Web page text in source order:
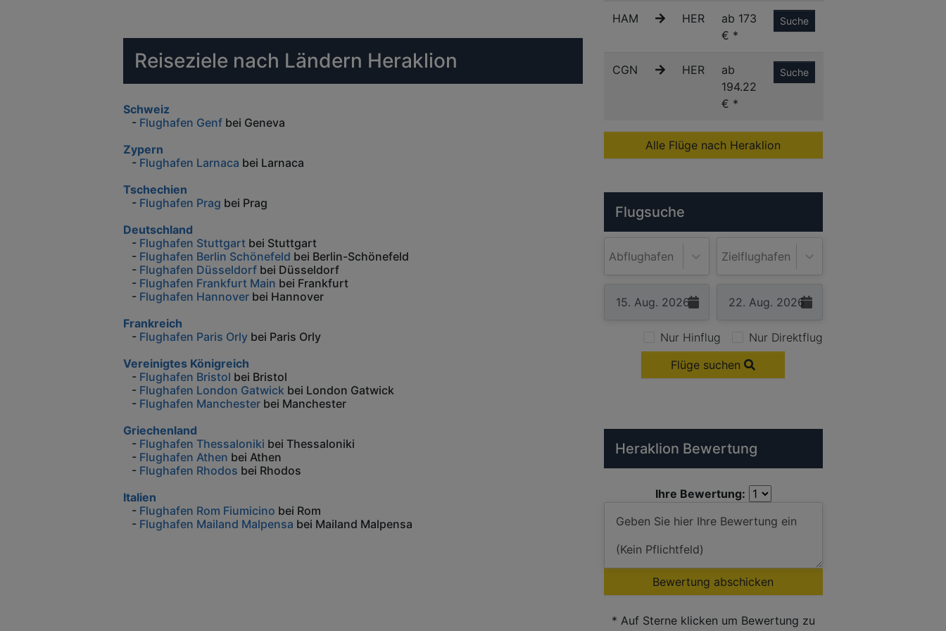
Reiseziele nach Ländern Heraklion
Schweiz
- Flughafen Genf bei Geneva
Zypern
- Flughafen Larnaca bei Larnaca
Tschechien
- Flughafen Prag bei Prag
Deutschland
- Flughafen Stuttgart bei Stuttgart
- Flughafen Berlin Schönefeld bei Berlin-Schönefeld
- Flughafen Düsseldorf bei Düsseldorf
- Flughafen Frankfurt Main bei Frankfurt
- Flughafen Hannover bei Hannover
Frankreich
- Flughafen Paris Orly bei Paris Orly
Vereinigtes Königreich
- Flughafen Bristol bei Bristol
- Flughafen London Gatwick bei London Gatwick
- Flughafen Manchester bei Manchester
Griechenland
- Flughafen Thessaloniki bei Thessaloniki
- Flughafen Athen bei Athen
- Flughafen Rhodos bei Rhodos
Italien
- Flughafen Rom Fiumicino bei Rom
- Flughafen Mailand Malpensa bei Mailand Malpensa
HAM HER
ab 173
€ *
Suche
CGN HER
ab
194.22
€ *
Suche
Alle Flüge nach Heraklion
Flugsuche
Abflughafen Zielflughafen
Nur Hinflug
Nur Direktflug
Flüge suchen
Heraklion Bewertung
Ihre Bewertung:
Bewertung abschicken
* Auf Sterne klicken um Bewertung zu